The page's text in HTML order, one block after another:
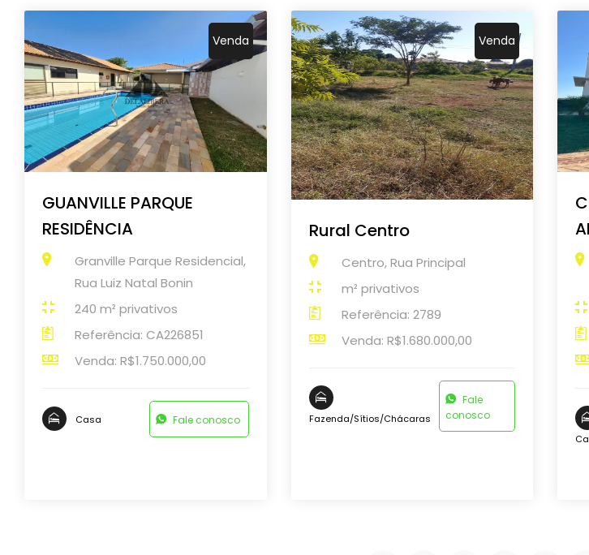
Venda
GUANVILLE PARQUE
RESIDÊNCIA
Granville Parque Residencial,
Rua Luiz Natal Bonin
240 m² privativos
Referência: CA226851
Venda: R$1.750.000,00
Casa Fale conosco
Venda
Rural Centro
Centro, Rua Principal
m² privativos
Referência: 2789
Venda: R$1.680.000,00
Fazenda/Sítios/Chácaras
Fale
conosco